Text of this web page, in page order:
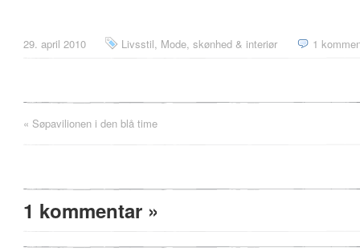
29. april 2010 Livsstil, Mode, skønhed & interiør 1
« Søpavilionen i den blå time
1 kommentar »